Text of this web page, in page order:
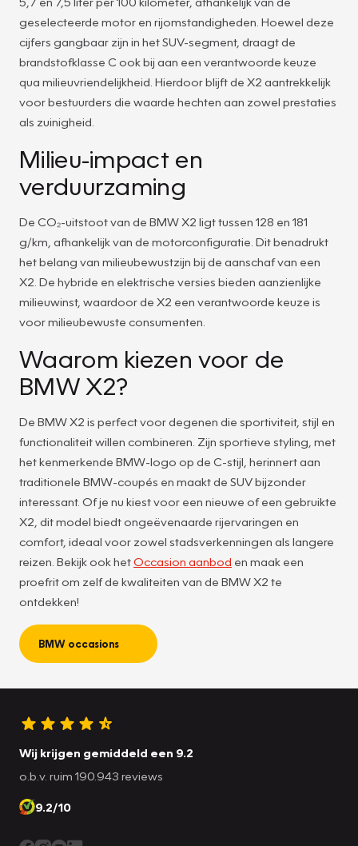
geselecteerde motor en rijomstandigheden. Hoewel deze
cijfers gangbaar zijn in het SUV-segment, draagt de
brandstofklasse C ook bij aan een verantwoorde keuze
qua milieuvriendelijkheid. Hierdoor blijft de X2 aantrekkelijk
voor bestuurders die waarde hechten aan zowel prestaties
als zuinigheid.
Milieu-impact en
verduurzaming
De CO₂-uitstoot van de BMW X2 ligt tussen 128 en 181
g/km, afhankelijk van de motorconfiguratie. Dit benadrukt
het belang van milieubewustzijn bij de aanschaf van een
X2. De hybride en elektrische versies bieden aanzienlijke
milieuwinst, waardoor de X2 een verantwoorde keuze is
voor milieubewuste consumenten.
Waarom kiezen voor de
BMW X2?
De BMW X2 is perfect voor degenen die sportiviteit, stijl en
functionaliteit willen combineren. Zijn sportieve styling, met
het kenmerkende BMW-logo op de C-stijl, herinnert aan
traditionele BMW-coupés en maakt de SUV bijzonder
interessant. Of je nu kiest voor een nieuwe of een gebruikte
X2, dit model biedt ongeëvenaarde rijervaringen en
comfort, ideaal voor zowel stadsverkenningen als langere
reizen. Bekijk ook hetOccasion aanbod en maak een
proefrit om zelf de kwaliteiten van de BMW X2 te
ontdekken!
BMW occasions
Wij krijgen gemiddeld een 9.2
o.b.v. ruim 190.943 reviews
9.2/10